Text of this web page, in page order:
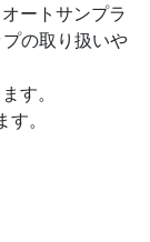
ートサンプラ
の取り扱いや
す。
。